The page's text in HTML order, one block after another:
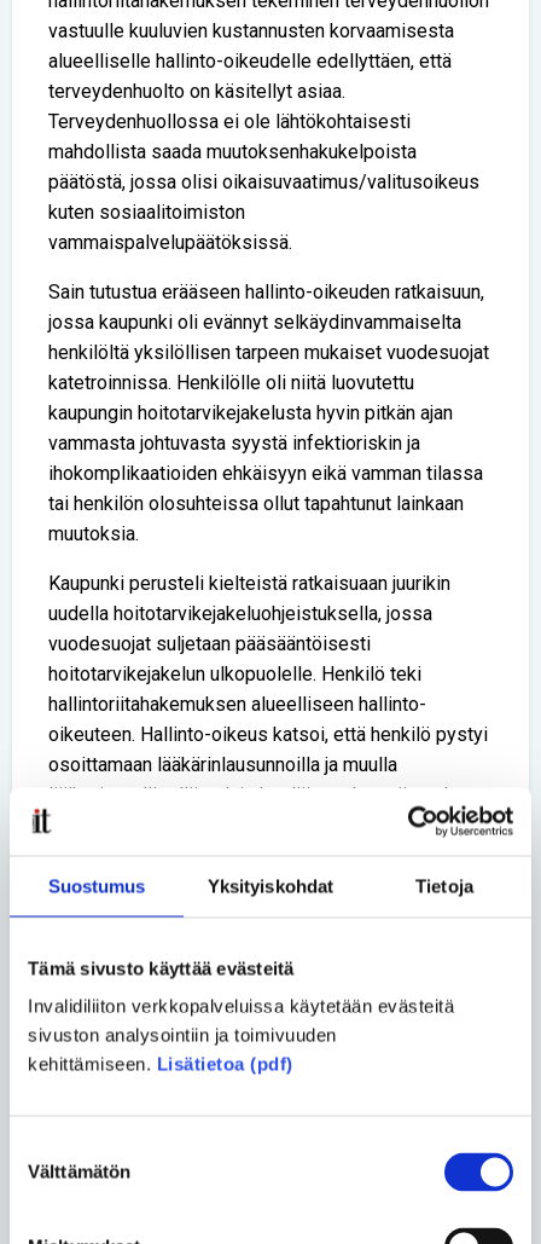
Suostumus Yksityiskohdat Tietoja
Tämä sivusto käyttää evästeitä
Invalidiliiton verkkopalveluissa käytetään evästeitä
sivuston analysointiin ja toimivuuden
kehittämiseen. Lisätietoa (pdf)
valinta
Välttämätön
vastuulle kuuluvien kustannusten korvaamisesta
alueelliselle hallinto-oikeudelle edellyttäen, että
terveydenhuolto on käsitellyt asiaa.
Terveydenhuollossa ei ole lähtökohtaisesti
mahdollista saada muutoksenhakukelpoista
päätöstä, jossa olisi oikaisuvaatimus/valitusoikeus
kuten sosiaalitoimiston
vammaispalvelupäätöksissä.
Sain tutustua erääseen hallinto-oikeuden ratkaisuun,
jossa kaupunki oli evännyt selkäydinvammaiselta
henkilöltä yksilöllisen tarpeen mukaiset vuodesuojat
katetroinnissa. Henkilölle oli niitä luovutettu
kaupungin hoitotarvikejakelusta hyvin pitkän ajan
vammasta johtuvasta syystä infektioriskin ja
ihokomplikaatioiden ehkäisyyn eikä vamman tilassa
tai henkilön olosuhteissa ollut tapahtunut lainkaan
muutoksia.
Kaupunki perusteli kielteistä ratkaisuaan juurikin
uudella hoitotarvikejakeluohjeistuksella, jossa
vuodesuojat suljetaan pääsääntöisesti
hoitotarvikejakelun ulkopuolelle. Henkilö teki
hallintoriitahakemuksen alueelliseen hallinto-
oikeuteen. Hallinto-oikeus katsoi, että henkilö pystyi
osoittamaan lääkärinlausunnoilla ja muulla
lääketieteellisellä selvityksellä vuodesuojien olevan
yksilöllisen tarpeenmukaisia. Henkilön osoittamista
liittyvän infektioriskin ja ihokomplikaatioiden ehkäisy
vuodesuojilla kuuluu sairaudenhoitoon ja oikeus
olemassa.
Hallinto-oikeuden päätöksellä kaupunki velvoitettiin
myöntämään vuodesuojat maksuttomina
valtakunnallisia ohjeistuksia uudistetaan koko ajan